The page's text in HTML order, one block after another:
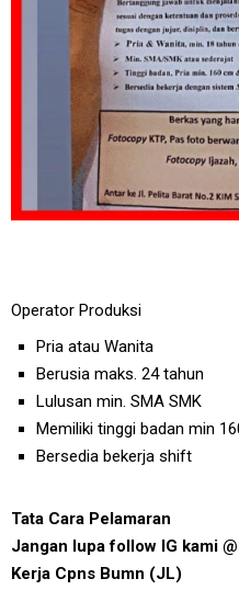
Operator Produksi
Pria atau Wanita
Berusia maks. 24 tahun
Lulusan min. SMA SMK
Memiliki tinggi badan min
Bersedia bekerja shift
Tata Cara Pelamaran
Jangan lupa follow IG kami
Kerja Cpns Bumn (JL)